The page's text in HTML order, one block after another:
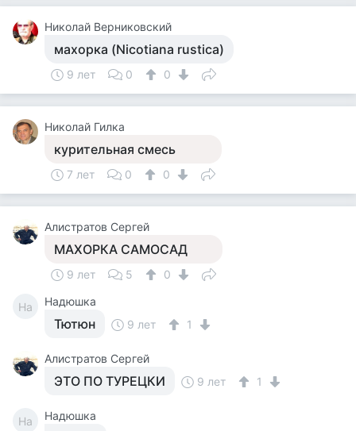
Николай Верниковский
махорка (Nicotiana rustica)
9 лет 0 0
Николай Гилка
курительная смесь
7 лет 0 0
Алистратов Сергей
МАХОРКА САМОСАД
9 лет 5 0
На Надюшка
Тютюн 9 лет 1
Алистратов Сергей
ЭТО ПО ТУРЕЦКИ 9 лет 1
На Надюшка